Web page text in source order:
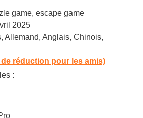
game, escape game
2025
Allemand, Anglais, Chinois,
de réduction pour les amis)
: